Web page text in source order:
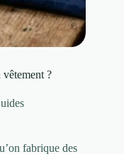
?
fabrique des